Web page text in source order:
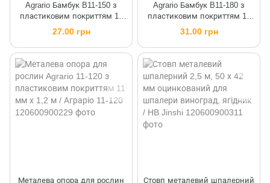
Agrario Бамбук B11-150 з
пластиковим покриттям 11
мм х 1,5 м / Аграріо В11-150
27.00 грн
Agrario Бамбук B11-180 з
пластиковим покриттям 11
мм х 1,8 м / Аграріо В11-180
31.00 грн
Металева опора для рослин Стовп металевий шпалерний